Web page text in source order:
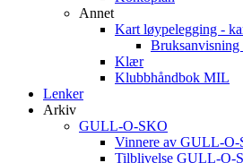
Annet
Kart løypelegging -
Klær
Klubbhåndbok MIL
Lenker
Arkiv
GULL-O-SKO
Vinnere av GULL-O-
Tilblivelse GULL-O-